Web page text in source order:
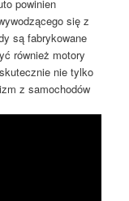
powinien
się z
są fabrykowane
również motory
nie tylko
z samochodów